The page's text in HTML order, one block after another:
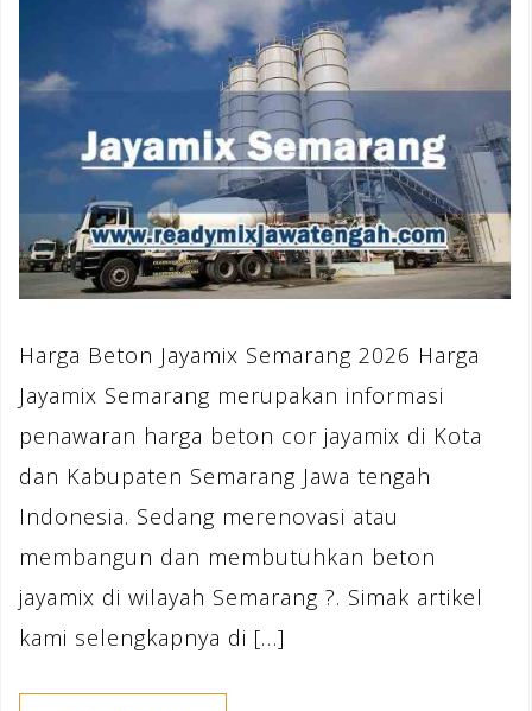
Harga Beton Jayamix Semarang 2026 Harga
Jayamix Semarang merupakan informasi
penawaran harga beton cor jayamix di Kota
dan Kabupaten Semarang Jawa tengah
Indonesia. Sedang merenovasi atau
membangun dan membutuhkan beton
jayamix di wilayah Semarang ?. Simak artikel
kami selengkapnya di […]